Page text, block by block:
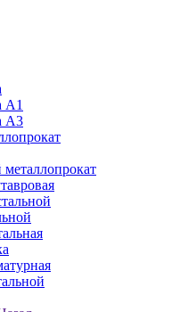
A1
А3